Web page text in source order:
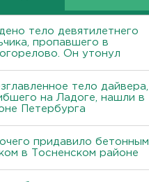
тело девятилетнего
пропавшего в
Он утонул
тело дайвера,
на Ладоге, нашли в
Петербурга
придавило бетонным
в Тосненском районе